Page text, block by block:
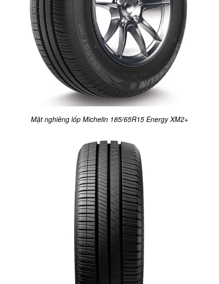
Mặt nghiêng lốp Michelin 185/65R15 Energy XM2+